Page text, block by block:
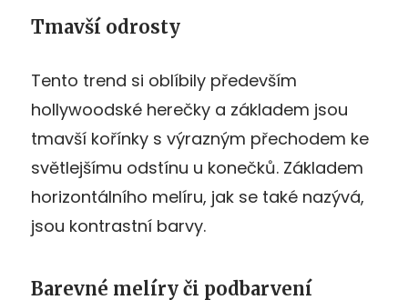
Tmavší odrosty
Tento trend si oblíbily především
hollywoodské herečky a základem jsou
tmavší kořínky s výrazným přechodem ke
světlejšímu odstínu u konečků. Základem
horizontálního melíru, jak se také nazývá,
jsou kontrastní barvy.
Barevné melíry či podbarvení